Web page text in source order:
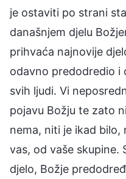
je ostaviti po strani
današnjem djelu
prihvaća najnovije
odavno predodredio i
svih ljudi. Vi
pojavu Božju te zato
nema, niti je ikad bilo,
vas, od vaše skupine.
djelo, Božje